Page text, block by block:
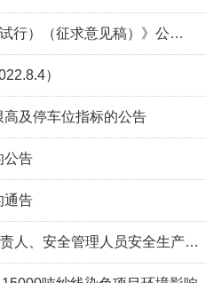
行）（征求意见稿）》公…
）
及停车位指标的公告
公告
通告
人、安全管理人员安全生产…